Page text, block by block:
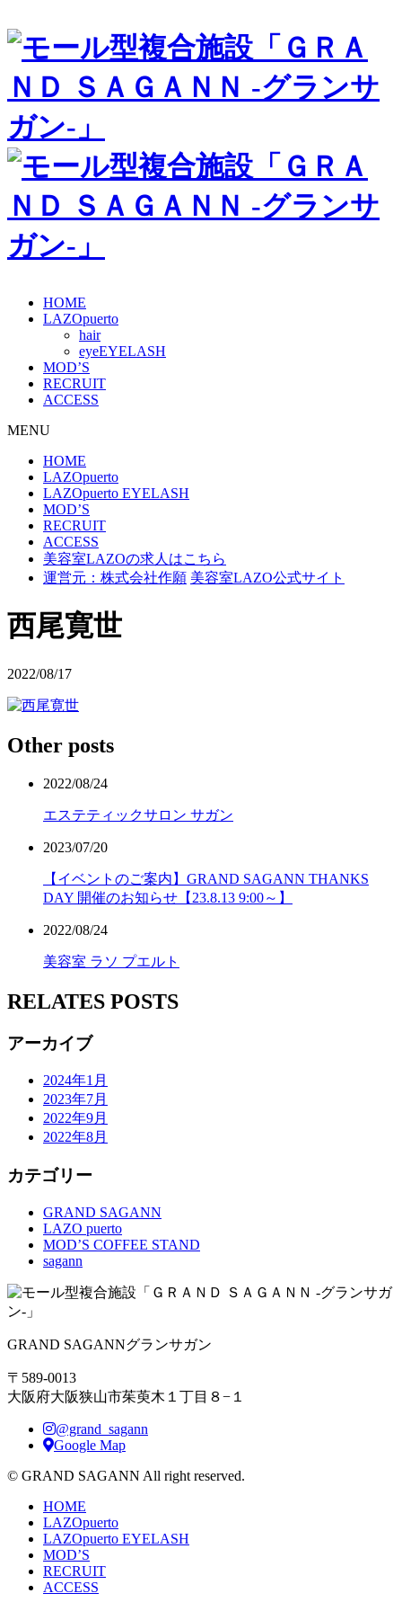
HOME
LAZOpuerto
hair
eye
MOD’S
RECRUIT
ACCESS
MENU
HOME
LAZOpuerto
LAZOpuerto EYELASH
MOD’S
RECRUIT
ACCESS
美容室LAZOの求人はこちら
運営元：株式会社作願 美容室LAZO公式サイト
西尾寛世
2022/08/17
Other posts
2022/08/24
エステティックサロン サガン
2023/07/20
【イベントのご案内】GRAND SAGANN THANKS
DAY 開催のお知らせ【23.8.13 9:00～】
2022/08/24
美容室 ラソ プエルト
RELATES POSTS
アーカイブ
2024年1月
2023年7月
2022年9月
2022年8月
カテゴリー
GRAND SAGANN
LAZO puerto
MOD’S COFFEE STAND
sagann
GRAND SAGANNグランサガン
〒589-0013
大阪府大阪狭山市茱萸木１丁目８−１
@grand_sagann
Google Map
© GRAND SAGANN All right reserved.
HOME
LAZOpuerto
LAZOpuerto EYELASH
MOD’S
RECRUIT
ACCESS